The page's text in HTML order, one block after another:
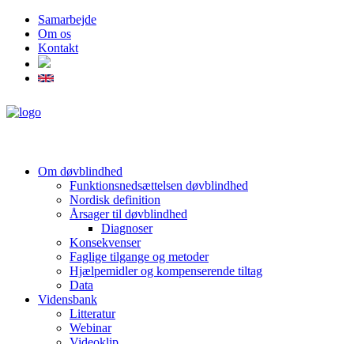
Samarbejde
Om os
Kontakt
Om døvblindhed
Funktionsnedsættelsen døvblindhed
Nordisk definition
Årsager til døvblindhed
Diagnoser
Konsekvenser
Faglige tilgange og metoder
Hjælpemidler og kompenserende tiltag
Data
Vidensbank
Litteratur
Webinar